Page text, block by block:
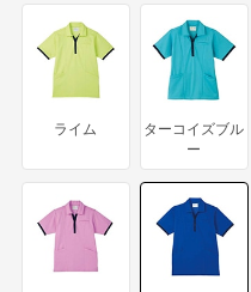
ライム
ターコイズブル
ー